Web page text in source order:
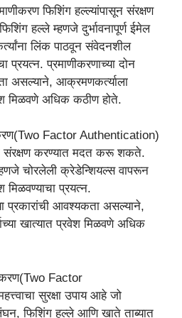
फिशिंग हल्ल्यांपासून संरक्षण
हल्ले म्हणजे दुर्भावनापूर्ण ईमेल
लिंक पाठवून संवेदनशील
प्रयत्न. प्रमाणीकरणाच्या दोन
असल्याने, आक्रमणकर्त्याला
मिळवणे अधिक कठीण होते.
Factor Authentication)
संरक्षण करण्यात मदत करू शकते.
चोरलेली क्रेडेन्शियल्स वापरून
मिळवण्याचा प्रयत्न.
प्रकारांची आवश्यकता असल्याने,
खात्यात प्रवेश मिळवणे अधिक
Factor
सुरक्षा उपाय आहे जो
फिशिंग हल्ले आणि खाते ताब्यात